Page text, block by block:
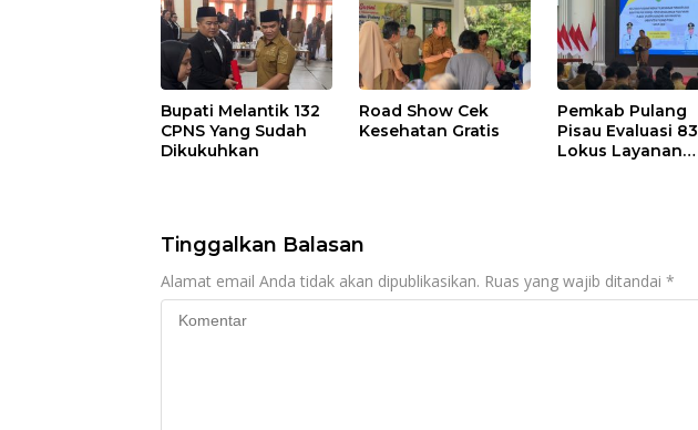
Bupati Melantik 132
CPNS Yang Sudah
Dikukuhkan
Road Show Cek
Kesehatan Gratis
Pemkab Pulang
Pisau Evaluasi 83
Lokus Layanan
Tinggalkan Balasan
Alamat email Anda tidak akan dipublikasikan. Ruas yang wajib ditandai *